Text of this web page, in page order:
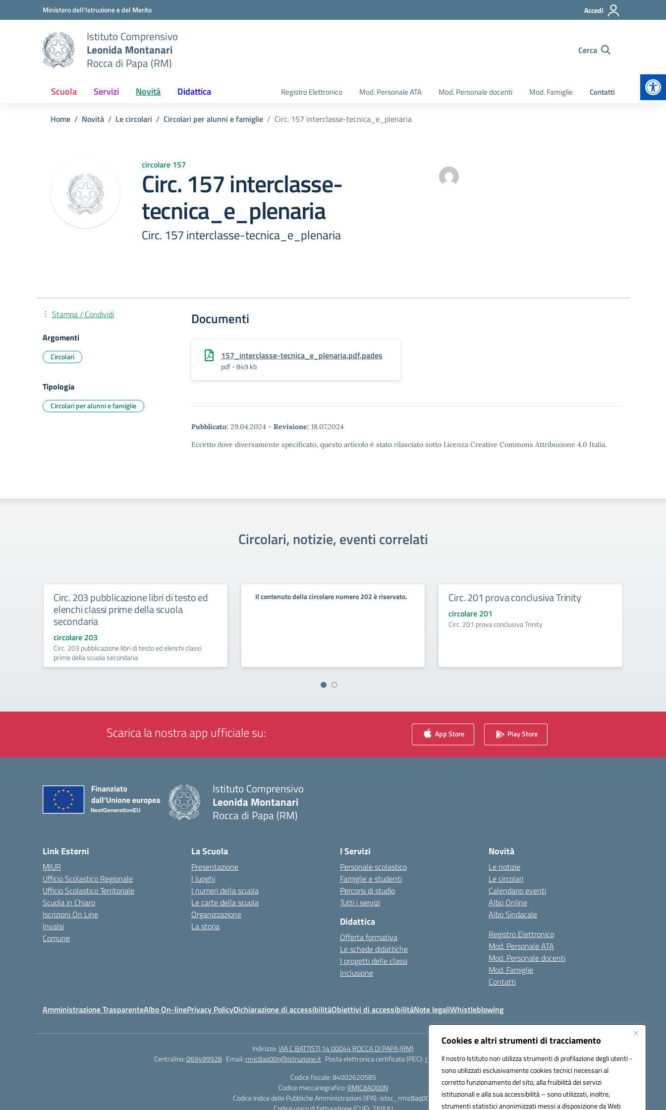
Cookies e altri strumenti di tracciamento
Il nostro Istituto non utilizza strumenti di profilazione degli utenti -
sono utilizzati esclusivamente cookies tecnici necessari al
corretto funzionamento del sito, alla fruibilità dei servizi
istituzionali e alla sua accessibilità – sono utilizzati, inoltre,
strumenti statistici anonimizzati messi a disposizione da Web
Vai ai contenuti
Vai al menu di navigazioneMinistero dell'Istruzione e del Merito Accedi
Istituto Comprensivo
Leonida Montanari
Rocca di Papa (RM)
Cerca
Scuola Servizi Novità Didattica Registro Elettronico Mod. Personale ATA Mod. Personale docenti Mod. Famiglie Contatti
Home Novità Le circolari Circolari per alunni e famiglie Circ. 157 interclasse-tecnica_e_plenaria
circolare 157
Circ. 157 interclasse-
tecnica_e_plenaria
Circ. 157 interclasse-tecnica_e_plenaria
Documenti
157_interclasse-tecnica_e_plenaria.pdf.pades
pdf - 849 kb
Pubblicato: 29.04.2024 - Revisione: 18.07.2024
Eccetto dove diversamente specificato, questo articolo è stato rilasciato sotto Licenza Creative Commons Attribuzione 4.0 Italia.
Stampa / Condividi
Argomenti
Circolari
Tipologia
Circolari per alunni e famiglie
Circolari, notizie, eventi correlati
Circ. 203 pubblicazione libri di testo ed
elenchi classi prime della scuola
secondaria
circolare 203
Circ. 203 pubblicazione libri di testo ed elenchi classi
prime della scuola secondaria
Il contenuto della circolare numero 202 è riservato. Circ. 201 prova conclusiva Trinity
circolare 201
Circ. 201 prova conclusiva Trinity
Scarica la nostra app ufficiale su: App Store Play Store
Istituto Comprensivo
Leonida Montanari
Rocca di Papa (RM)
Link Esterni
MIUR
Ufficio Scolastico Regionale
Ufficio Scolastico Territoriale
Scuola in Chiaro
Iscrizioni On Line
Invalsi
Comune
La Scuola
Presentazione
I luoghi
I numeri della scuola
Le carte della scuola
Organizzazione
La storia
I Servizi
Personale scolastico
Famiglie e studenti
Percorsi di studio
Tutti i servizi
Didattica
Offerta formativa
Le schede didattiche
I progetti delle classi
Inclusione
Novità
Le notizie
Le circolari
Calendario eventi
Albo Online
Albo Sindacale
Registro Elettronico
Mod. Personale ATA
Mod. Personale docenti
Mod. Famiglie
Contatti
Amministrazione TrasparenteAlbo On-linePrivacy PolicyDichiarazione di accessibilitàObiettivi di accessibilitàNote legaliWhistleblowing
Indirizzo:VIA C.BATTISTI,14 00044 ROCCA DI PAPA (RM)
Centralino:069499928 Email: rmic8aq00n@istruzione.it Posta elettronica certificata (PEC): rmic8aq00n@pec.istruzione.it
Codice fiscale: 84002620585
Codice meccanografico: RMIC8AQ00N
Codice Indice delle Pubbliche Amministrazioni (IPA): istsc_rmic8aq00n